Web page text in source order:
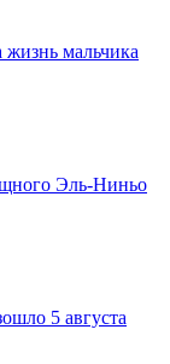
мальчика
Эль-Ниньо
5 августа